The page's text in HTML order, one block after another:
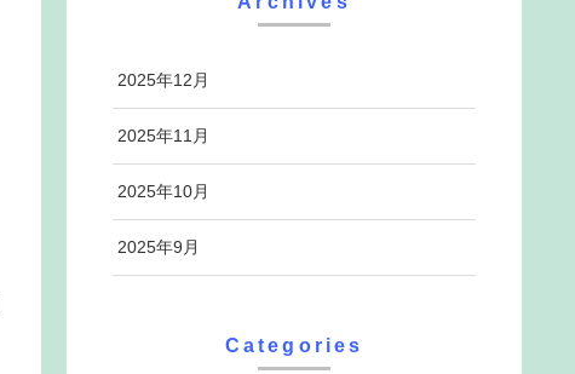
2025年12月
2025年11月
2025年10月
2025年9月
Categories